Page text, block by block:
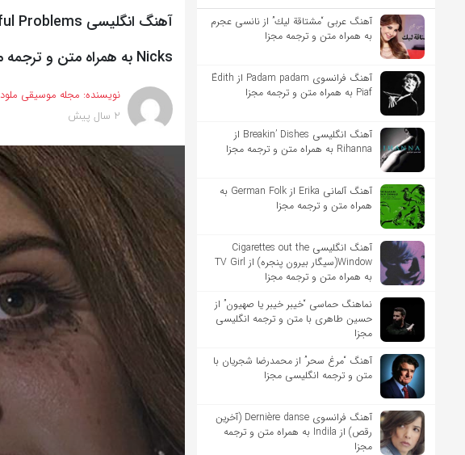
آهنگ عربی “مشتاقة لیك” از نانسی عجرم
به همراه متن و ترجمه مجزا
آهنگ فرانسوی Padam padam از Édith
Piaf به همراه متن و ترجمه مجزا
آهنگ انگلیسی Breakin’ Dishes از
Rihanna به همراه متن و ترجمه مجزا
آهنگ آلمانی Erika از German Folk به
همراه متن و ترجمه مجزا
آهنگ انگلیسی Cigarettes out the
Window(سیگار بیرون پنجره) از TV Girl
به همراه متن و ترجمه مجزا
نماهنگ حماسی “خیبر خیبر یا صهیون” از
حسین طاهری با متن و ترجمه انگلیسی
مجزا
آهنگ “مرغ سحر” از محمدرضا شجریان با
متن و ترجمه انگلیسی مجزا
آهنگ فرانسوی Dernière danse (آخرین
رقص) از Indila به همراه متن و ترجمه
مجزا
Nicks به همراه متن و ترجمه مجزا
نویسنده: مجله موسیقی ملود
2 سال پیش